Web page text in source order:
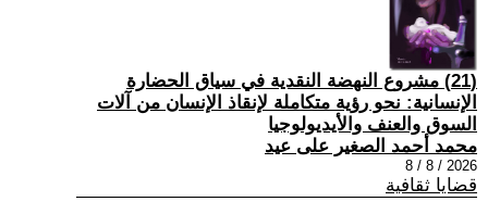
(21) مشروع النهضة النقدية في سياق الحضارة
الإنسانية: نحو رؤية متكاملة لإنقاذ الإنسان من آلات
السوق والعنف والأيديولوجيا
محمد أحمد الصغير على عيد
2026 / 8 / 8
قضايا ثقافية